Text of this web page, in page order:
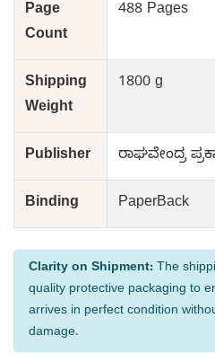
Page
Count
488 Pages
Shipping
Weight
1800 g
Publisher ರಾಘವೇಂದ್ರ
Binding PaperBack
Clarity on Shipment: The
quality protective packaging to
arrives in perfect condition
damage.